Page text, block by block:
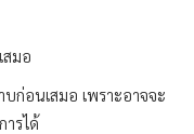
มอ
ก่อนเสมอ เพราะอาจจะ
ารได้